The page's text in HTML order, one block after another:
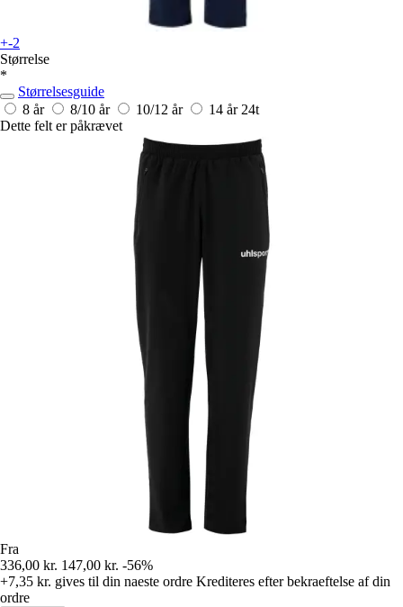
+-2
Størrelse
*
Størrelsesguide
8 år
8/10 år 10/12 år 14 år 24t
Dette felt er påkrævet
Fra
336,00 kr. 147,00 kr. -56%
+7,35 kr. gives til din naeste ordre Krediteres efter bekraeftelse af din
ordre